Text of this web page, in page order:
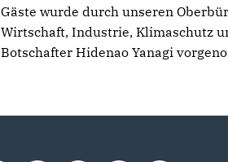
Gäste wurde durch unseren
Wirtschaft, Industrie, Klimaschutz
Botschafter Hidenao Yanagi